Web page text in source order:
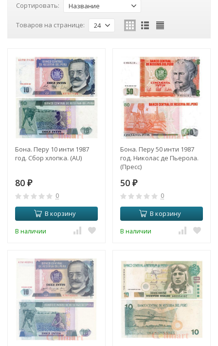
Сортировать: Название
Товаров на странице: 24
Бона. Перу 10 инти 1987
год. Сбор хлопка. (AU)
80 ₽
0
В корзину
В наличии
Бона. Перу 50 инти 1987
год. Николас де Пьерола.
(Пресс)
50 ₽
0
В корзину
В наличии